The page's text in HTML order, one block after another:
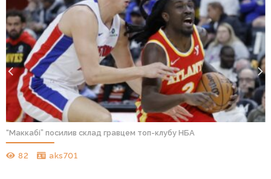
“Маккабі” посилив склад гравцем топ-клубу НБА
82 aks701